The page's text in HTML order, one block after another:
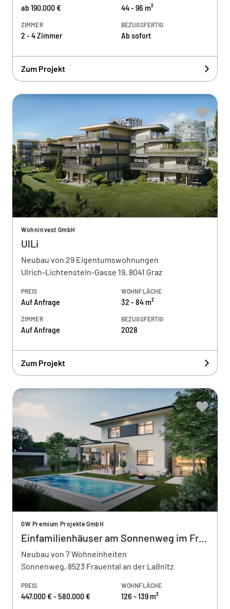
ab 190.000 € 44 - 96 m²
ZIMMER
2 - 4 Zimmer
BEZUGSFERTIG
Ab sofort
Zum Projekt
Wohninvest GmbH
UlLi
Neubau von 29 Eigentumswohnungen
Ulrich-Lichtenstein-Gasse 19, 8041 Graz
PREIS
Auf Anfrage
WOHNFLÄCHE
32 - 84 m²
ZIMMER
Auf Anfrage
BEZUGSFERTIG
2028
Zum Projekt
GW Premium Projekte GmbH
Einfamilienhäuser am Sonnenweg im Frauental
Neubau von 7 Wohneinheiten
Sonnenweg, 8523 Frauental an der Laßnitz
PREIS
447.000 € - 580.000 €
WOHNFLÄCHE
126 - 139 m²